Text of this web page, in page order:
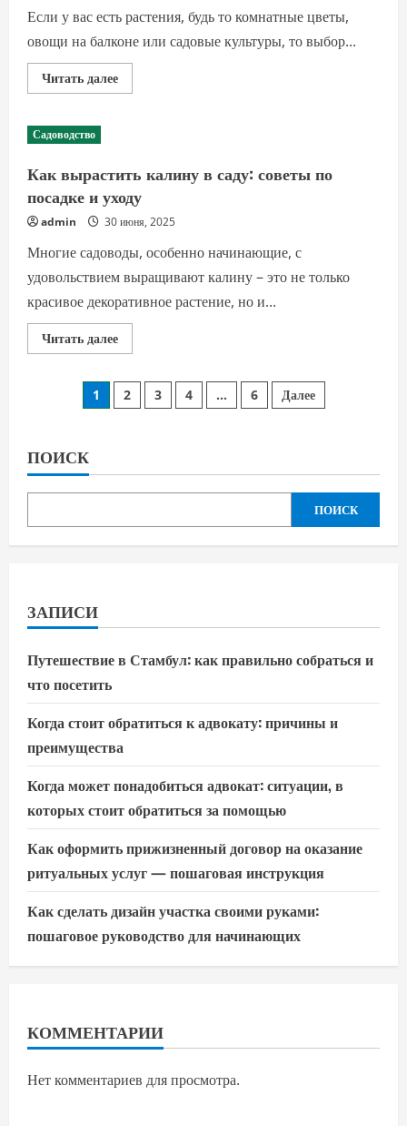
Если у вас есть растения, будь то комнатные цветы,
овощи на балконе или садовые культуры, то выбор...
Читать далееПрочитать
больше
лучший
грунт
для
разных
культур
Садоводство
Как вырастить калину в саду: советы по
посадке и уходу
admin 30 июня, 2025
Многие садоводы, особенно начинающие, с
удовольствием выращивают калину – это не только
красивое декоративное растение, но и...
Читать далееПрочитать
больше
вырастить
калину
в
и
уходу
Пагинация
1 2 3 4 … 6 Далее
ПОИСК
ПОИСК
ЗАПИСИ
Путешествие в Стамбул: как правильно собраться и
что посетить
Когда стоит обратиться к адвокату: причины и
преимущества
Когда может понадобиться адвокат: ситуации, в
которых стоит обратиться за помощью
Как оформить прижизненный договор на оказание
ритуальных услуг — пошаговая инструкция
Как сделать дизайн участка своими руками:
пошаговое руководство для начинающих
КОММЕНТАРИИ
Нет комментариев для просмотра.